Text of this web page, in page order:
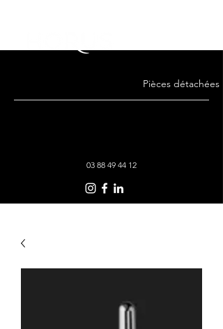
Pièces détachées
03 88 49 44 12